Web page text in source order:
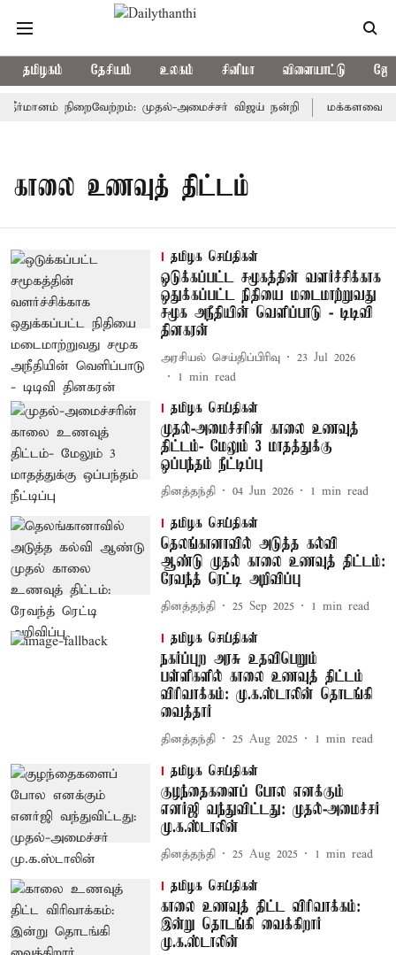
தமிழகம் தேசியம் உலகம் சினிமா விளையாட்டு
நிறைவேற்றம்: முதல்-அமைச்சர் விஜய் நன்றி
காலை உணவுத் திட்டம்
தமிழக செய்திகள்
ஒடுக்கப்பட்ட சமூகத்தின் வளர்ச்சிக்காக
ஒதுக்கப்பட்ட நிதியை மடைமாற்றுவது
சமூக அநீதியின் வெளிப்பாடு - டிடிவி
தினகரன்
அரசியல் செய்திப்பிரிவு
23 Jul 2026
1 min read
தமிழக செய்திகள்
முதல்-அமைச்சரின் காலை உணவுத்
திட்டம்- மேலும் 3 மாதத்துக்கு
ஒப்பந்தம் நீட்டிப்பு
தினத்தந்தி 04 Jun 2026 1 min read
தமிழக செய்திகள்
தெலங்கானாவில் அடுத்த கல்வி
ஆண்டு முதல் காலை உணவுத் திட்டம்:
ரேவந்த் ரெட்டி அறிவிப்பு
தினத்தந்தி 25 Sep 2025 1 min read
தமிழக செய்திகள்
நகர்ப்புற அரசு உதவிபெறும்
பள்ளிகளில் காலை உணவுத் திட்டம்
விரிவாக்கம்: மு.க.ஸ்டாலின் தொடங்கி
வைத்தார்
தினத்தந்தி 25 Aug 2025 1 min read
தமிழக செய்திகள்
குழந்தைகளைப் போல எனக்கும்
எனர்ஜி வந்துவிட்டது: முதல்-அமைச்சர்
மு.க.ஸ்டாலின்
தினத்தந்தி 25 Aug 2025 1 min read
தமிழக செய்திகள்
காலை உணவுத் திட்ட விரிவாக்கம்:
இன்று தொடங்கி வைக்கிறார்
மு.க.ஸ்டாலின்